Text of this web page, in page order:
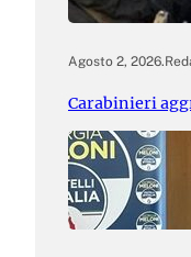
Agosto 2, 2026.
Carabinieri